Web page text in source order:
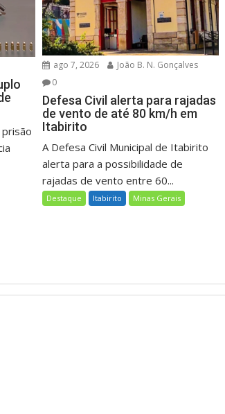
ago 7, 2026
João B. N. Gonçalves
0
Defesa Civil alerta para rajadas
de vento de até 80 km/h em
Itabirito
A Defesa Civil Municipal de Itabirito
alerta para a possibilidade de
rajadas de vento entre 60...
Destaque Itabirito Minas Gerais